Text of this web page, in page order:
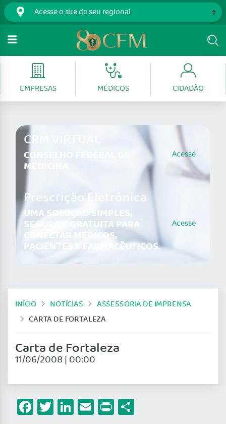
EMPRESAS MÉDICOS CIDADÃO
CRM VIRTUAL
CONSELHO FEDERAL DE
MEDICINA
Acesse
Prescrição Eletrônica
UMA SOLUÇÃO SIMPLES,
SEGURA E GRATUITA PARA
CONECTAR MÉDICOS,
PACIENTES E FARMACÊUTICOS.
Acesse
INÍCIO NOTÍCIAS
ASSESSORIA DE IMPRENSA
CARTA DE FORTALEZA
Carta de Fortaleza
11/06/2008 | 00:00
Facebook
Twitter
LinkedIn
Email
Print